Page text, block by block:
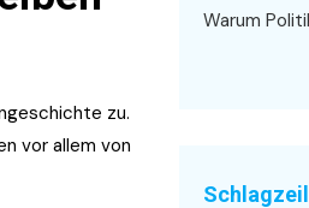
zu.
vor allem von
Warum